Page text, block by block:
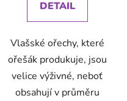
DETAIL
Vlašské ořechy, které
ořešák produkuje, jsou
velice výživné, neboť
obsahují v průměru